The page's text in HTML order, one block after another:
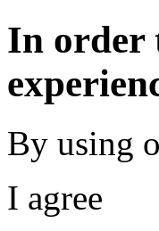
In order
By using
I agree